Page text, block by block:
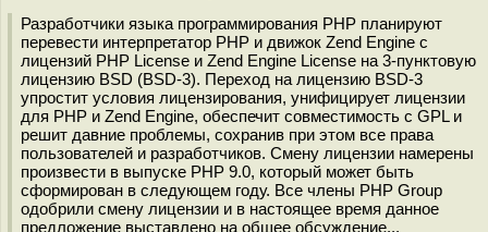
Разработчики языка программирования PHP планируют
перевести интерпретатор PHP и движок Zend Engine с
лицензий PHP License и Zend Engine License на 3-пунктовую
лицензию BSD (BSD-3). Переход на лицензию BSD-3
упростит условия лицензирования, унифицирует лицензии
для PHP и Zend Engine, обеспечит совместимость с GPL и
решит давние проблемы, сохранив при этом все права
пользователей и разработчиков. Смену лицензии намерены
произвести в выпуске PHP 9.0, который может быть
сформирован в следующем году. Все члены PHP Group
одобрили смену лицензии и в настоящее время данное
предложение выставлено на общее обсуждение...